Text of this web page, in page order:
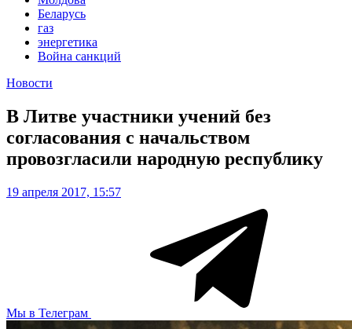
Беларусь
газ
энергетика
Война санкций
Новости
В Литве участники учений без
согласования с начальством
провозгласили народную республику
19 апреля 2017, 15:57
Мы в Телеграм